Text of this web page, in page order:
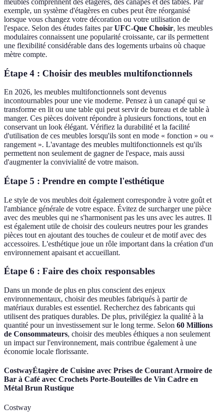
exemple, un système d'étagères en cubes peut être réorganisé
lorsque vous changez votre décoration ou votre utilisation de
l'espace. Selon des études faites parUFC-Que Choisir, les meubles
modulaires connaissent une popularité croissante, car ils permettent
une flexibilité considérable dans des logements urbains où chaque
mètre compte.
Étape 4 : Choisir des meubles multifonctionnels
En 2026, les meubles multifonctionnels sont devenus
incontournables pour une vie moderne. Pensez à un canapé qui se
transforme en lit ou une table qui peut servir de bureau et de table à
manger. Ces pièces doivent répondre à plusieurs fonctions, tout en
conservant un look élégant. Vérifiez la durabilité et la facilité
d'utilisation de ces meubles lorsqu'ils sont en mode « fonction » ou «
rangement ». L'avantage des meubles multifonctionnels est qu'ils
permettent non seulement de gagner de l'espace, mais aussi
d'augmenter la convivialité de votre maison.
Étape 5 : Prendre en compte l'esthétique
Le style de vos meubles doit également correspondre à votre goût et
l'ambiance générale de votre espace. Évitez de surcharger une pièce
avec des meubles qui ne s'harmonisent pas les uns avec les autres. Il
est également utile de choisir des couleurs neutres pour les grandes
pièces tout en ajoutant des touches de couleur et de motif avec des
accessoires. L'esthétique joue un rôle important dans la création d'un
environnement apaisant et accueillant.
Étape 6 : Faire des choix responsables
Dans un monde de plus en plus conscient des enjeux
environnementaux, choisir des meubles fabriqués à partir de
matériaux durables est essentiel. Recherchez des fabricants qui
utilisent des pratiques durables. De plus, privilégiez la qualité à la
quantité pour un investissement sur le long terme. Selon 60 Millions
de Consommateurs, choisir des meubles éthiques a non seulement
un impact sur l'environnement, mais contribue également à une
économie locale florissante.
CostwayÉtagère de Cuisine avec Prises de Courant Armoire de
Bar à Café avec Crochets Porte-Bouteilles de Vin Cadre en
Métal Brun Rustique
Costway